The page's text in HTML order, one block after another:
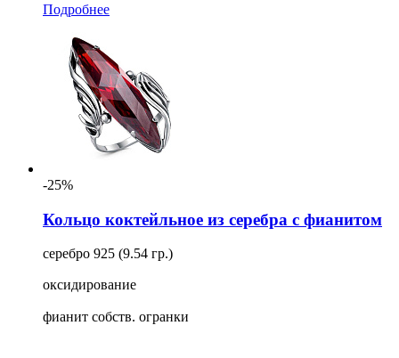
Подробнее
-25%
Кольцо коктейльное из серебра с фианитом
серебро 925 (9.54 гр.)
оксидирование
фианит собств. огранки